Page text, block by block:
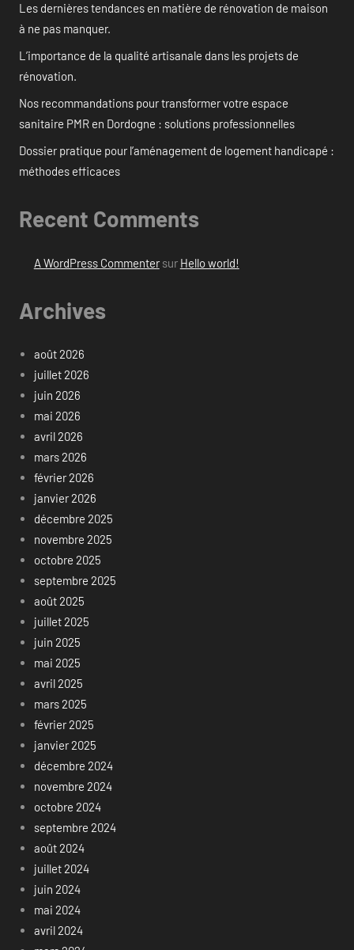
Les dernières tendances en matière de rénovation de maison
à ne pas manquer.
L’importance de la qualité artisanale dans les projets de
rénovation.
Nos recommandations pour transformer votre espace
sanitaire PMR en Dordogne : solutions professionnelles
Dossier pratique pour l’aménagement de logement handicapé :
méthodes efficaces
Recent Comments
A WordPress Commentersur Hello world!
Archives
août 2026
juillet 2026
juin 2026
mai 2026
avril 2026
mars 2026
février 2026
janvier 2026
décembre 2025
novembre 2025
octobre 2025
septembre 2025
août 2025
juillet 2025
juin 2025
mai 2025
avril 2025
mars 2025
février 2025
janvier 2025
décembre 2024
novembre 2024
octobre 2024
septembre 2024
août 2024
juillet 2024
juin 2024
mai 2024
avril 2024